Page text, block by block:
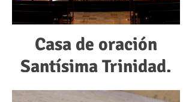
Casa de oración
Santísima Trinidad.